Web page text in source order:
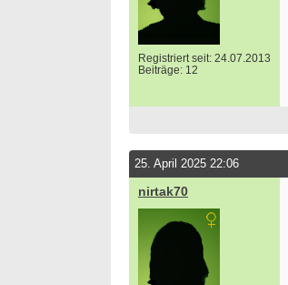
Registriert seit: 24.07.2013
Beiträge: 12
25. April 2025 22:06
nirtak70